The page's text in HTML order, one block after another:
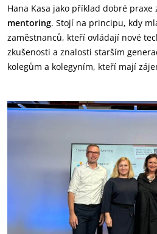
Hana Kasa jako příklad dobré praxe
mentoring. Stojí na principu, kdy
zaměstnanců, kteří ovládají nové
zkušenosti a znalosti starším
kolegům a kolegyním, kteří mají